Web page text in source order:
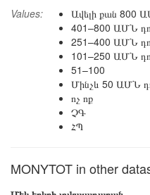
Values:
Ավելի քան 800
401–800 ԱՄՆ
251–400 ԱՄՆ
101–250 ԱՄՆ
51–100
Մինչև 50 ԱՄՆ
ոչ ոք
ՉԳ
ՀՊ
MONYTOT in other